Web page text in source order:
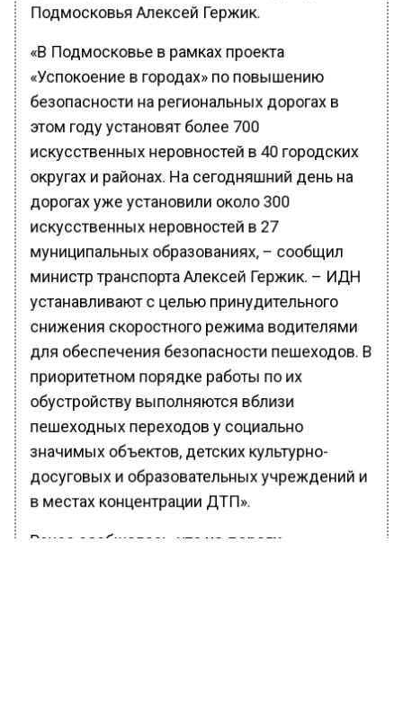
Подмосковья Алексей Гержик.
«В Подмосковье в рамках проекта
«Успокоение в городах» по повышению
безопасности на региональных дорогах в
этом году установят более 700
искусственных неровностей в 40 городских
округах и районах. На сегодняшний день на
дорогах уже установили около 300
искусственных неровностей в 27
муниципальных образованиях, – сообщил
министр транспорта Алексей Гержик. – ИДН
устанавливают с целью принудительного
снижения скоростного режима водителями
для обеспечения безопасности пешеходов. В
приоритетном порядке работы по их
обустройству выполняются вблизи
пешеходных переходов у социально
значимых объектов, детских культурно-
досуговых и образовательных учреждений и
в местах концентрации ДТП».
Ранее сообщалось, что на дороги